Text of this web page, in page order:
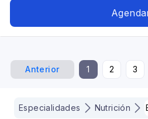
para gastritis, Problemas
Veganismo, Alimentación
Anterior 1 2 3
Especialidades Nutrición